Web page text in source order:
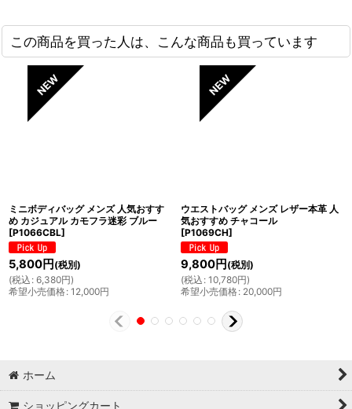
この商品を買った人は、こんな商品も買っています
ミニボディバッグ メンズ 人気おすす
め カジュアル カモフラ迷彩 ブルー
[P1066CBL]
5,800円 (税別)
(税込 : 6,380円)
希望小売価格: 12,000円
ウエストバッグ メンズ レザー本革 人
気おすすめ チャコール
[P1069CH]
9,800円 (税別)
(税込 : 10,780円)
希望小売価格: 20,000円
ホーム
ショッピングカート